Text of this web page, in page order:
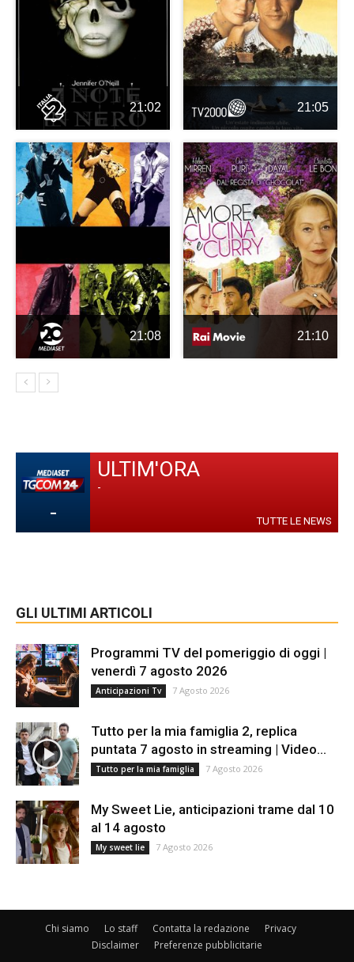
21:02 21:05
21:08 21:10
-
ULTIM'ORA
-
TUTTE LE NEWS
GLI ULTIMI ARTICOLI
Programmi TV del pomeriggio di oggi |
venerdì 7 agosto 2026
Anticipazioni Tv 7 Agosto 2026
Tutto per la mia famiglia 2, replica
puntata 7 agosto in streaming | Video...
Tutto per la mia famiglia 7 Agosto 2026
My Sweet Lie, anticipazioni trame dal 10
al 14 agosto
My sweet lie 7 Agosto 2026
Chi siamo Lo staff Contatta la redazione
Privacy
Disclaimer
Preferenze pubblicitarie